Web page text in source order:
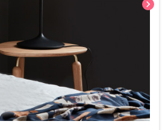
chevron_right